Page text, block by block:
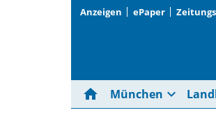
Anzeigen ePaper
home München expand_more